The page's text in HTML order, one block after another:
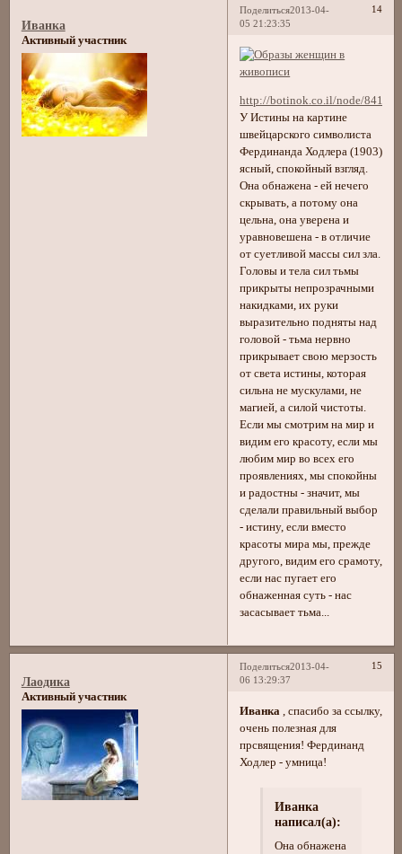
Поделиться 14
2013-04-
05 21:23:35
Иванка
Активный участник
http://botinok.co.il/node/84140
У Истины на картине
швейцарского символиста
Фердинанда Ходлера (1903)
ясный, спокойный взгляд.
Она обнажена - ей нечего
скрывать, а потому она
цельна, она уверена и
уравновешена - в отличие
от суетливой массы сил зла.
Головы и тела сил тьмы
прикрыты непрозрачными
накидками, их руки
выразительно подняты над
головой - тьма нервно
прикрывает свою мерзость
от света истины, которая
сильна не мускулами, не
магией, а силой чистоты.
Если мы смотрим на мир и
видим его красоту, если мы
любим мир во всех его
проявлениях, мы спокойны
и радостны - значит, мы
сделали правильный выбор
- истину, если вместо
красоты мира мы, прежде
другого, видим его срамоту,
если нас пугает его
обнаженная суть - нас
засасывает тьма...
Поделиться 15
2013-04-
06 13:29:37
Лаодика
Активный участник
Иванка , спасибо за ссылку,
очень полезная для
прсвящения! Фердинанд
Ходлер - умница!
Иванка
написал(а):
Она обнажена